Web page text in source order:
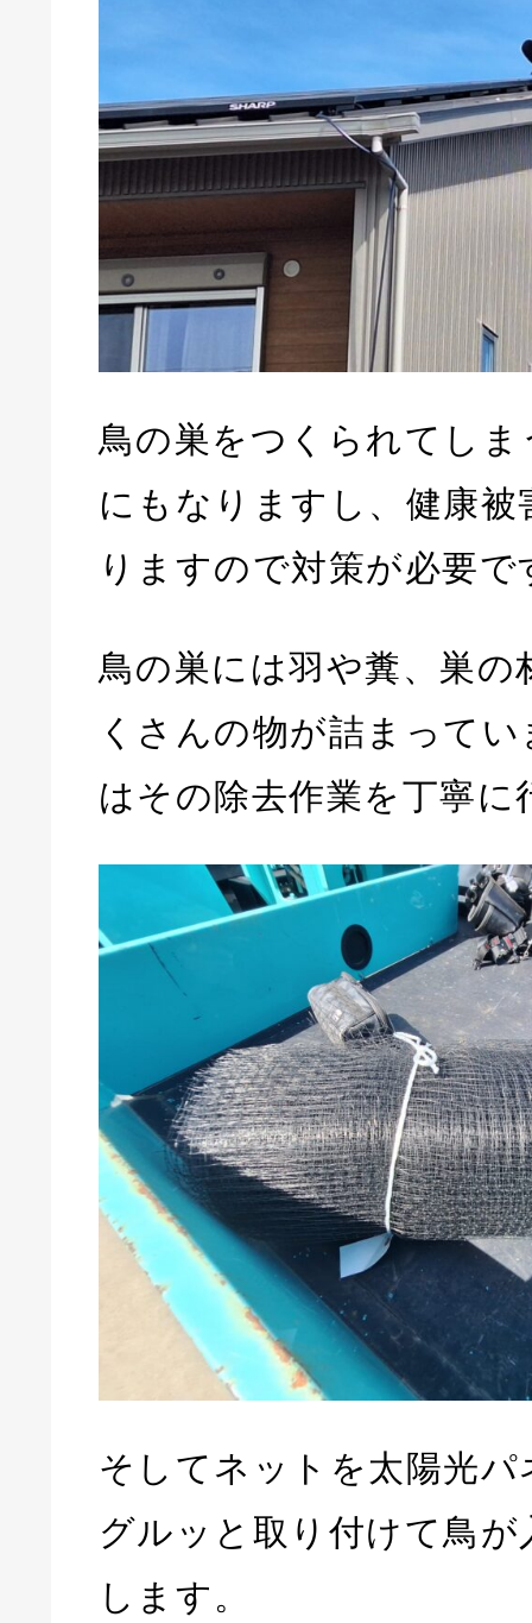
鳥の巣をつくられてし
にもなりますし、健康被
りますので対策が必要で
鳥の巣には羽や糞、巣の
くさんの物が詰まって
はその除去作業を丁寧に
そしてネットを太陽光
グルッと取り付けて鳥
します。